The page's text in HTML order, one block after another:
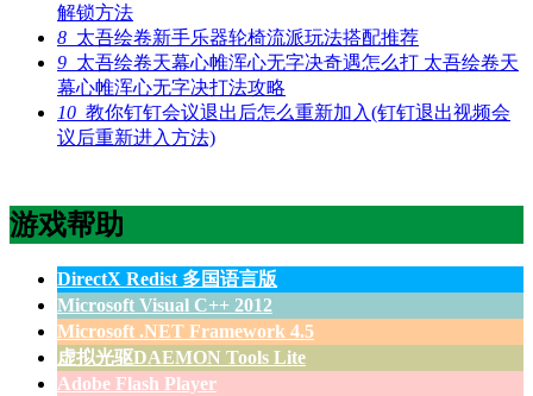
解锁方法
8 太吾绘卷新手乐器轮椅流派玩法搭配推荐
9 太吾绘卷天幕心帷浑心无字决奇遇怎么打 太吾绘卷天
幕心帷浑心无字决打法攻略
10 教你钉钉会议退出后怎么重新加入(钉钉退出视频会
议后重新进入方法)
游戏帮助
DirectX Redist 多国语言版
Microsoft Visual C++ 2012
Microsoft .NET Framework 4.5
虚拟光驱DAEMON Tools Lite
Adobe Flash Player